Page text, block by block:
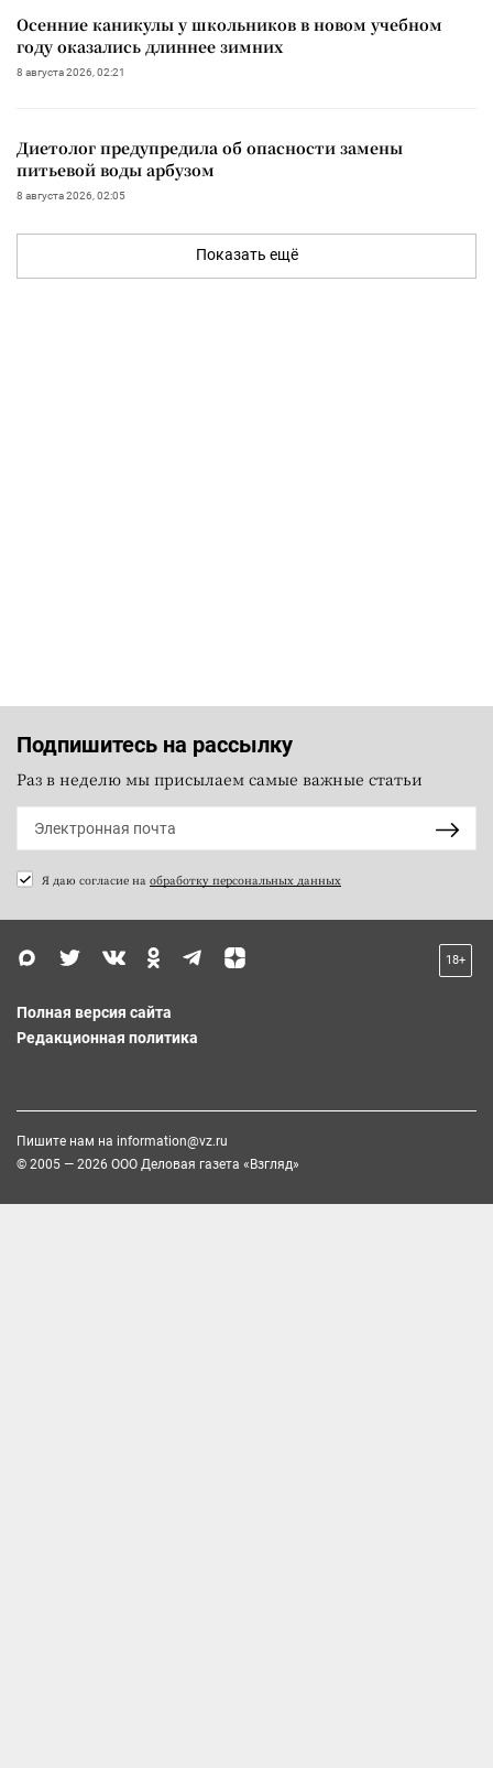
Осенние каникулы у школьников в новом учебном
году оказались длиннее зимних
8 августа 2026, 02:21
Диетолог предупредила об опасности замены
питьевой воды арбузом
8 августа 2026, 02:05
Показать ещё
Подпишитесь на рассылку
Раз в неделю мы присылаем самые важные статьи
Я даю согласие на обработку персональных данных
18+
Полная версия сайта
Редакционная политика
Пишите нам на information@vz.ru
© 2005 — 2026 ООО Деловая газета «Взгляд»